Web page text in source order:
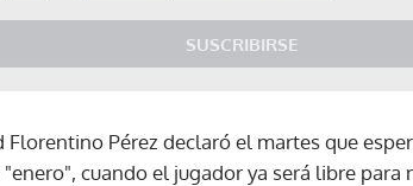
SUSCRIBIRSE
Florentino Pérez declaró el martes que
cuando el jugador ya será libre